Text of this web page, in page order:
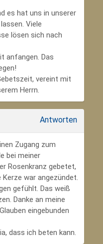
es hat uns in unserer
Viele
lösen sich nach
anfangen. Das
vereint mit
Herrn.
Antworten
Zugang zum
bei meiner
Rosenkranz gebetet,
Kerze war angezündet.
gefühlt. Das weiß
Danke an meine
eingebunden
dass ich beten kann.